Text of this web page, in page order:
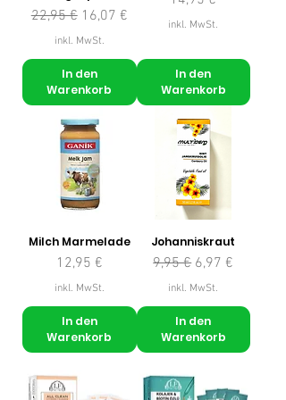
Standardpreis
22,95 € Sale-Preis
16,07 €
inkl. MwSt.
In den
Warenkorb
inkl. MwSt.
In den
Warenkorb
Milch Marmelade
Preis
12,95 €
inkl. MwSt.
In den
Warenkorb
Johanniskraut
Standardpreis
9,95 € Sale-Preis
6,97 €
inkl. MwSt.
In den
Warenkorb